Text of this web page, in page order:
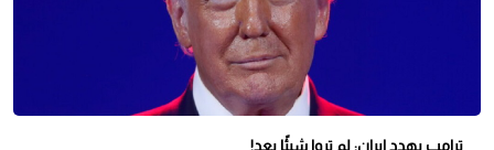
ترامب يهدد إيران: لم تروا شيئًا بعد!